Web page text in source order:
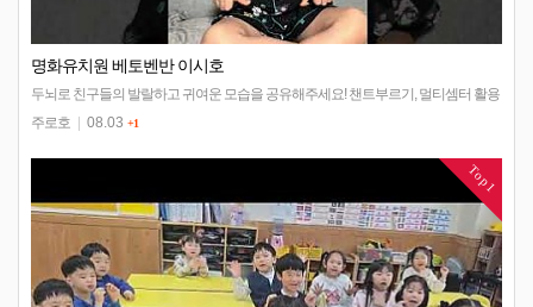
명화유치원 베토벤반 이시호
두뇌로 친구들의 발랄하고 귀여운 모습을 공유해주세요! 챈트부르기, 멀티셈터 활용
하기, 수 논리를 유창하게 표현하기 등 하루가 다르게 성장하는 아…
주로호 08.03 +1
Top1